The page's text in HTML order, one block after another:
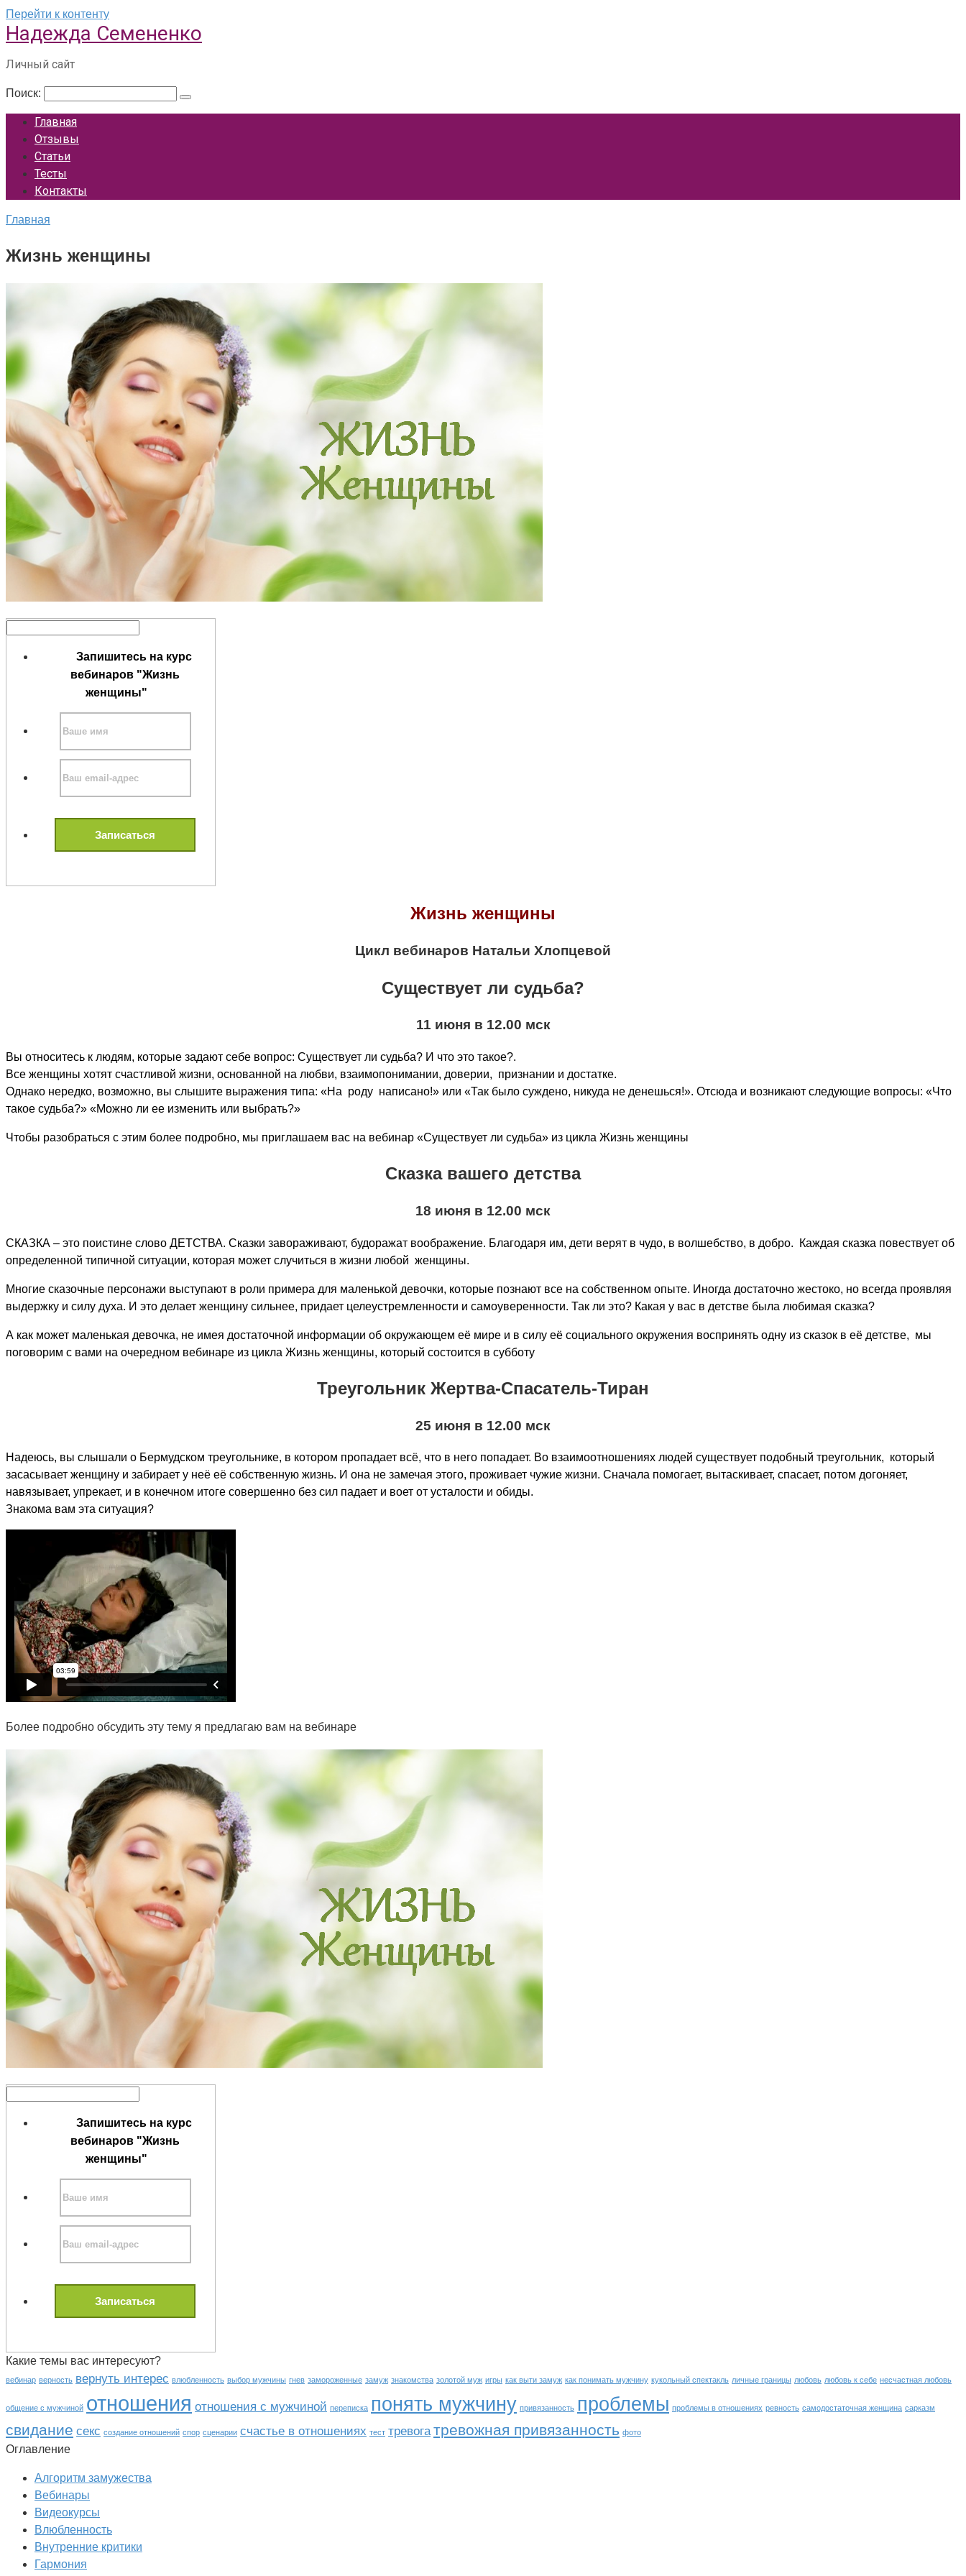
Перейти к контенту
Надежда Семененко
Личный сайт
Поиск:
Главная
Отзывы
Статьи
Тесты
Контакты
Главная
Жизнь женщины
Запишитесь на курс
вебинаров "Жизнь
женщины"
Жизнь женщины
Цикл вебинаров Натальи Хлопцевой
Существует ли судьба?
11 июня в 12.00 мск
Вы относитесь к людям, которые задают себе вопрос: Существует ли судьба? И что это такое?.
Все женщины хотят счастливой жизни, основанной на любви, взаимопонимании, доверии, признании и достатке.
Однако нередко, возможно, вы слышите выражения типа: «На роду написано!» или «Так было суждено, никуда не денешься!». Отсюда и возникают следующие вопросы: «Что
такое судьба?» «Можно ли ее изменить или выбрать?»
Чтобы разобраться с этим более подробно, мы приглашаем вас на вебинар «Существует ли судьба» из цикла Жизнь женщины
Сказка вашего детства
18 июня в 12.00 мск
СКАЗКА – это поистине слово ДЕТСТВА. Сказки завораживают, будоражат воображение. Благодаря им, дети верят в чудо, в волшебство, в добро. Каждая сказка повествует об
определенной типичной ситуации, которая может случиться в жизни любой женщины.
Многие сказочные персонажи выступают в роли примера для маленькой девочки, которые познают все на собственном опыте. Иногда достаточно жестоко, но всегда проявляя
выдержку и силу духа. И это делает женщину сильнее, придает целеустремленности и самоуверенности. Так ли это? Какая у вас в детстве была любимая сказка?
А как может маленькая девочка, не имея достаточной информации об окружающем её мире и в силу её социального окружения воспринять одну из сказок в её детстве, мы
поговорим с вами на очередном вебинаре из цикла Жизнь женщины, который состоится в субботу
Треугольник Жертва-Спасатель-Тиран
25 июня в 12.00 мск
Надеюсь, вы слышали о Бермудском треугольнике, в котором пропадает всё, что в него попадает. Во взаимоотношениях людей существует подобный треугольник, который
засасывает женщину и забирает у неё её собственную жизнь. И она не замечая этого, проживает чужие жизни. Сначала помогает, вытаскивает, спасает, потом догоняет,
навязывает, упрекает, и в конечном итоге совершенно без сил падает и воет от усталости и обиды.
Знакома вам эта ситуация?
Более подробно обсудить эту тему я предлагаю вам на вебинаре
Запишитесь на курс
вебинаров "Жизнь
женщины"
Какие темы вас интересуют?
вебинар верность вернуть интерес влюбленность выбор мужчины гнев замороженные замуж знакомства золотой муж игры как выти замуж как понимать мужчину кукольный спектакль личные границы любовь любовь к себе несчастная любовь
общение с мужчиной отношения отношения с мужчиной переписка понять мужчину привязанность проблемы проблемы в отношениях ревность самодостаточная женщина сарказм
свидание секс создание отношений спор сценарии счастье в отношениях тест тревога тревожная привязанность фото
Оглавление
Алгоритм замужества
Вебинары
Видеокурсы
Влюбленность
Внутренние критики
Гармония